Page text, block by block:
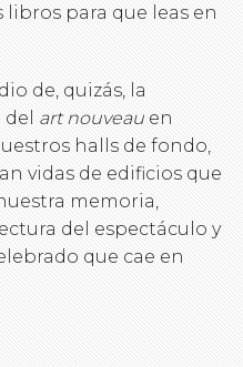
para que leas en
de, quizás, la
art nouveau en
halls de fondo,
vidas de edificios que
memoria,
del espectáculo y
que cae en